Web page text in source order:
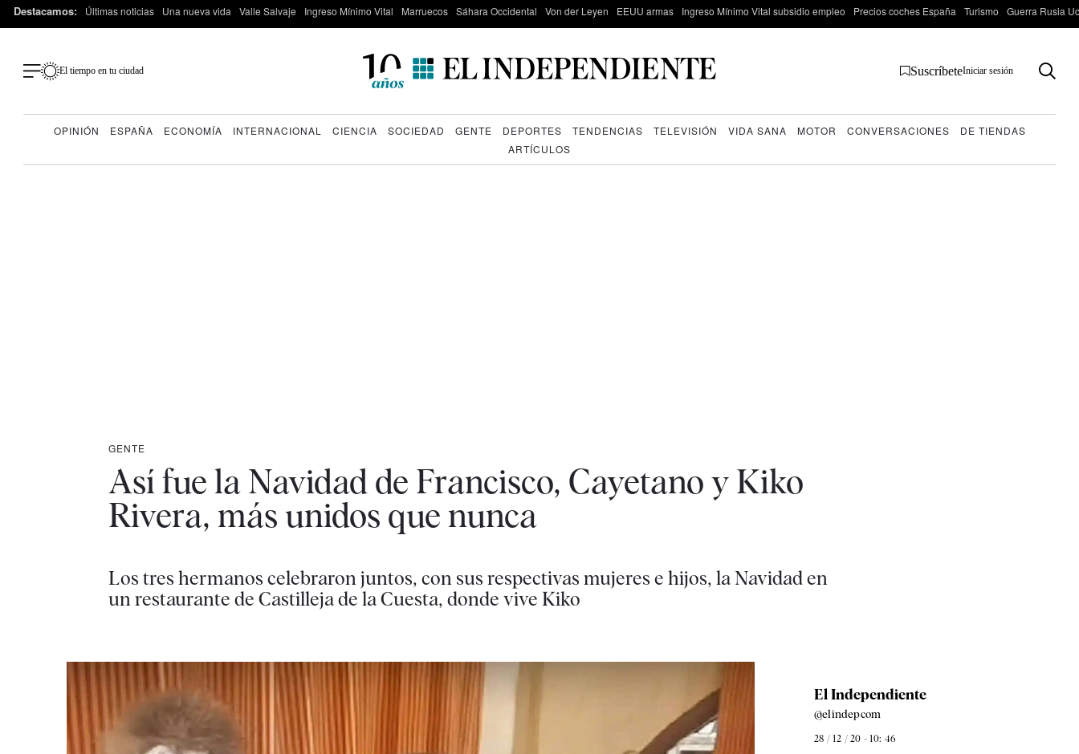
Destacamos: Últimas noticias Una nueva vida Valle Salvaje Ingreso Mínimo Vital Marruecos Sáhara Occidental Von der Leyen EEUU armas Ingreso Mínimo Vital subsidio empleo Precios coches España Turismo Guerra Rusia
El tiempo en tu ciudad SuscríbeteIniciar sesión
OPINIÓN ESPAÑA ECONOMÍA INTERNACIONAL CIENCIA SOCIEDAD GENTE DEPORTES TENDENCIAS TELEVISIÓN VIDA SANA MOTOR CONVERSACIONES
DE TIENDAS
ARTÍCULOS
GENTE
Así fue la Navidad de Francisco, Cayetano y Kiko
Rivera, más unidos que nunca
Los tres hermanos celebraron juntos, con sus respectivas mujeres e hijos, la Navidad en
un restaurante de Castilleja de la Cuesta, donde vive Kiko
El Independiente
@elindepcom
28 / 12 / 20 - 10: 46